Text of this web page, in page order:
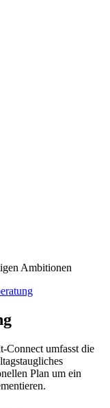
Ambitionen
Connect umfasst die
Plan um ein